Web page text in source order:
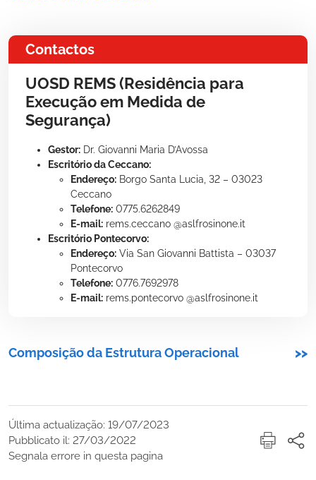
Contactos
UOSD REMS (Residência para
Execução em Medida de
Segurança)
Gestor: Dr. Giovanni Maria D’Avossa
Escritório da Ceccano:
Endereço: Borgo Santa Lucia, 32 – 03023
Ceccano
Telefone: 0775.6262849
E-mail: rems.ceccano @aslfrosinone.it
Escritório Pontecorvo:
Endereço: Via San Giovanni Battista – 03037
Pontecorvo
Telefone: 0776.7692978
E-mail: rems.pontecorvo @aslfrosinone.it
Composição da Estrutura Operacional >>
Última actualização: 19/07/2023
Pubblicato il: 27/03/2022
Segnala errore in questa pagina